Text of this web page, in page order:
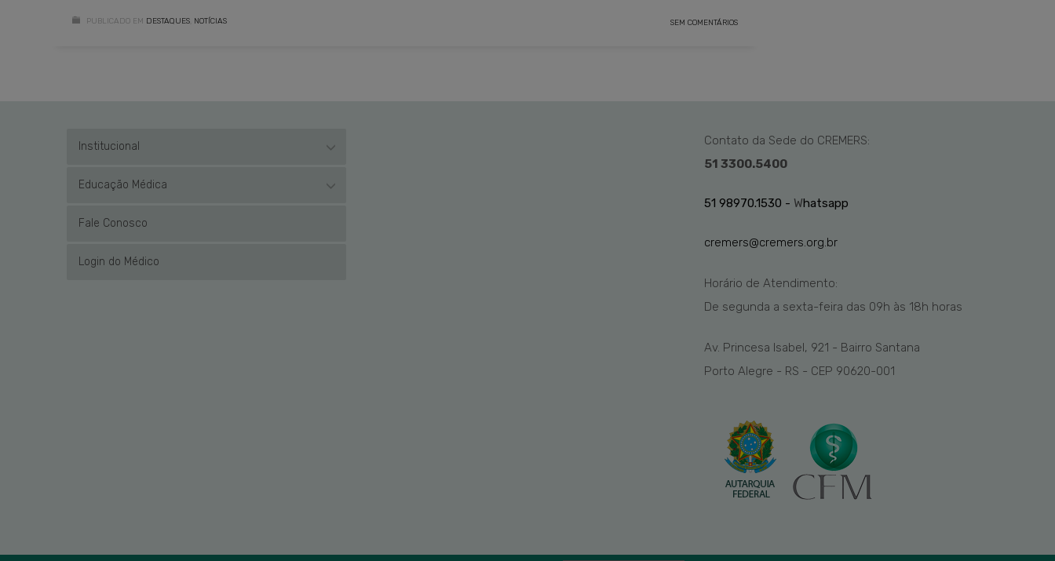
PUBLICADO EM DESTAQUES NOTÍCIAS SEM COMENTÁRIOS
Institucional
Educação Médica
Fale Conosco
Login do Médico
Contato da Sede do CREMERS:
51 3300.5400
51 98970.1530 - Whatsapp
cremers@cremers.org.br
Horário de Atendimento:
De segunda a sexta-feira das 09h às 18h horas
Av. Princesa Isabel, 921 - Bairro Santana
Porto Alegre - RS - CEP 90620-001